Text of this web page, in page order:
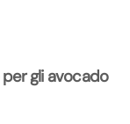
gli avocado